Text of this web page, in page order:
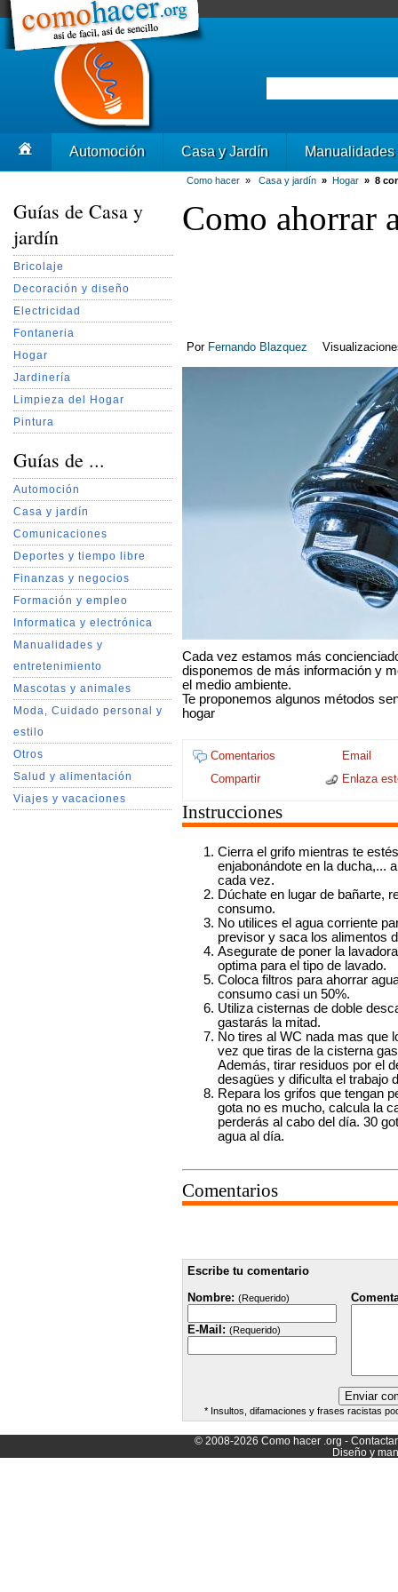
Automoción Casa y Jardín Manualidades
Como hacer » Casa y jardín » Hogar » 8
Guías de Casa y
jardín
Bricolaje
Decoración y diseño
Electricidad
Fontaneria
Hogar
Jardinería
Limpieza del Hogar
Pintura
Guías de ...
Automoción
Casa y jardín
Comunicaciones
Deportes y tiempo libre
Finanzas y negocios
Formación y empleo
Informatica y electrónica
Manualidades y
entretenimiento
Mascotas y animales
Moda, Cuidado personal y
estilo
Otros
Salud y alimentación
Viajes y vacaciones
Como ahorrar
Por Fernando Blazquez
Cada vez estamos más
disponemos de más información y
el medio ambiente.
Te proponemos algunos métodos
hogar
Comentarios
Email
Compartir
Enlaza
Instrucciones
Cierra el grifo mientras te
enjabonándote en la ducha,...
cada vez.
Dúchate en lugar de bañarte,
consumo.
No utilices el agua corriente
previsor y saca los alimentos
Asegurate de poner la
optima para el tipo de lavado.
Coloca filtros para ahorrar
consumo casi un 50%.
Utiliza cisternas de doble
gastarás la mitad.
No tires al WC nada mas que
vez que tiras de la cisterna
Además, tirar residuos por el
desagües y dificulta el trabajo
Repara los grifos que tengan
gota no es mucho, calcula la
perderás al cabo del día. 30
agua al día.
Comentarios
Escribe tu comentario
Nombre: (Requerido)
E-Mail: (Requerido)
* Insultos, difamaciones y frases racistas
© 2008-2026Como hacer .org -Contactar
Diseño y